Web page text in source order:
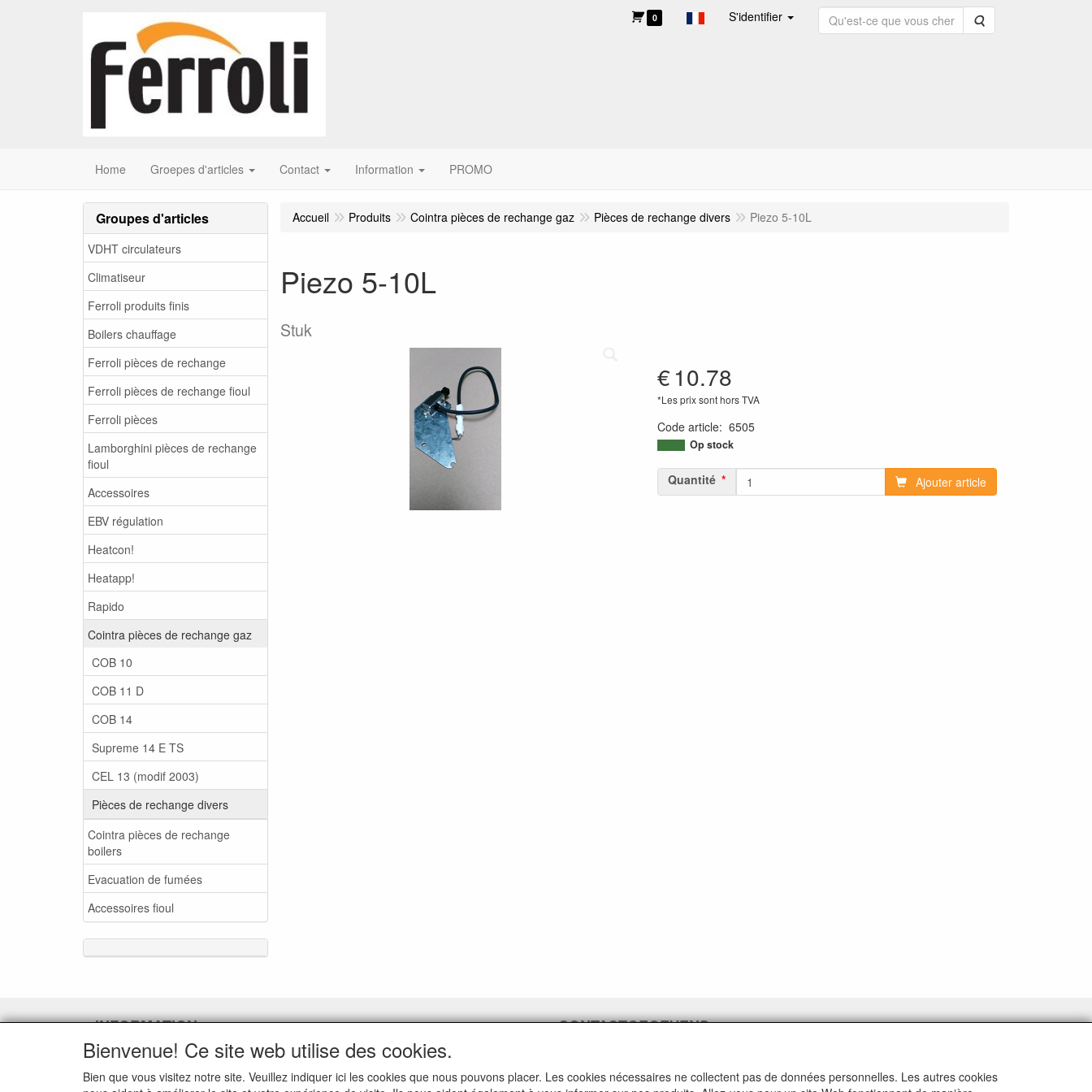
0 S'identifier Rechercher
Home Groepes d'articles Contact Information PROMO
Groupes d'articles
VDHT circulateurs
Climatiseur
Ferroli produits finis
Boilers chauffage
Ferroli pièces de rechange
Ferroli pièces de rechange fioul
Ferroli pièces
Lamborghini pièces de rechange
fioul
Accessoires
EBV régulation
Heatcon!
Heatapp!
Rapido
Cointra pièces de rechange gaz
COB 10
COB 11 D
COB 14
Supreme 14 E TS
CEL 13 (modif 2003)
Pièces de rechange divers
Cointra pièces de rechange
boilers
Evacuation de fumées
Accessoires fioul
Accueil Produits Cointra pièces de rechange gaz Pièces de rechange divers Piezo 5-10L
Piezo 5-10L
Stuk
€10.78
*Les prix sont hors TVA
Code article: 6505
Op stock
Quantité Ajouter article
INFORMATION
Demande de service
détachées défectueuses
CONTACTGEGEVENS
2340 Beerse
Bienvenue! Ce site web utilise des cookies.
Bien que vous visitez notre site. Veuillez indiquer ici les cookies que nous pouvons placer. Les cookies nécessaires ne collectent pas de données personnelles. Les autres cookies